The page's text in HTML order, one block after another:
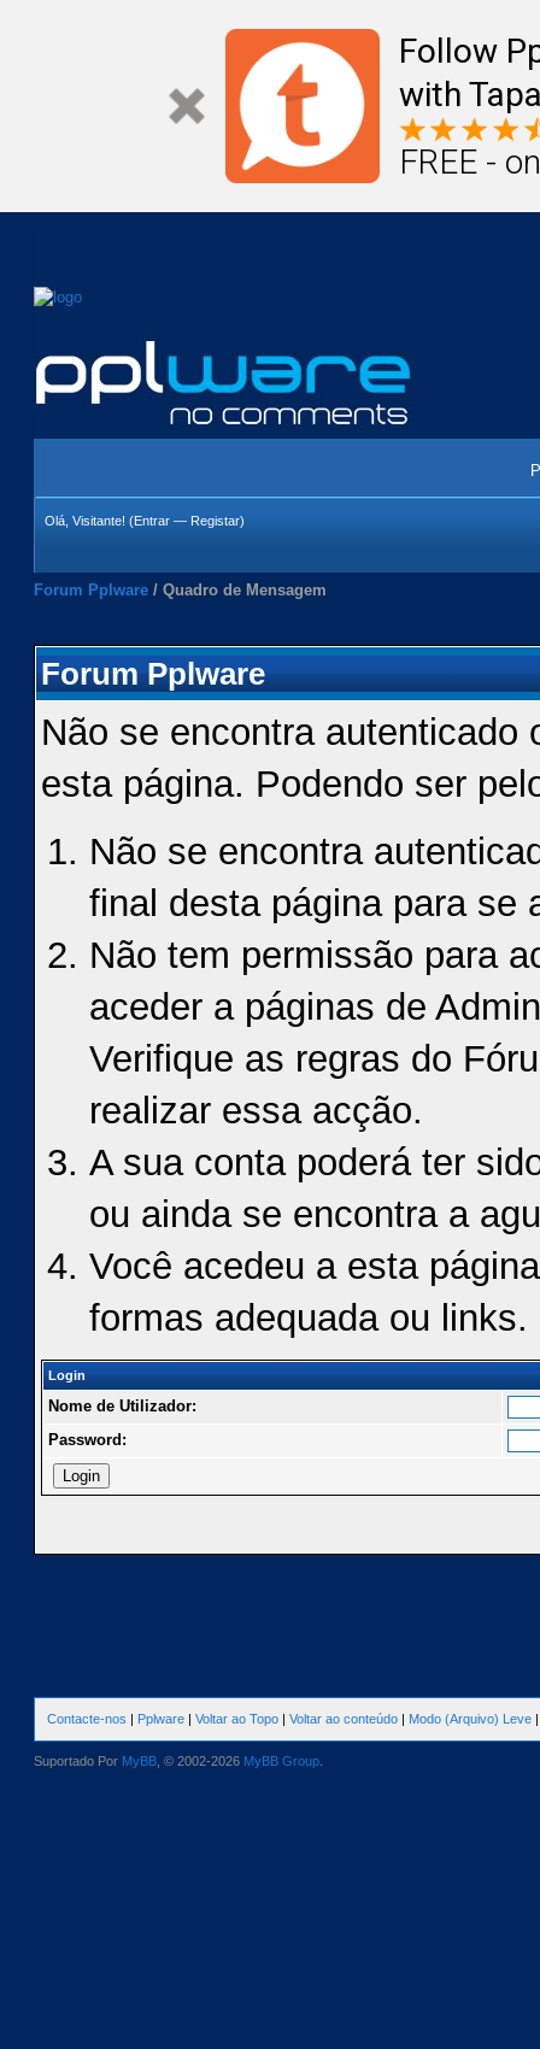
Follow
with
FREE -
Olá, Visitante! (Entrar — Registar)
Forum Pplware / Quadro de Mensagem
Forum Pplware
Não se encontra autenticado
esta página. Podendo ser
Não se encontra
final desta página para se
Não tem permissão para
aceder a páginas de
Verifique as regras do
realizar essa acção.
A sua conta poderá ter
ou ainda se encontra a
Você acedeu a esta
formas adequada ou links.
Login
Nome de Utilizador:
Password:
Contacte-nos | Pplware | Voltar ao Topo | Voltar ao conteúdo | Modo (Arquivo) Leve
Suportado Por MyBB , © 2002-2026 MyBB Group